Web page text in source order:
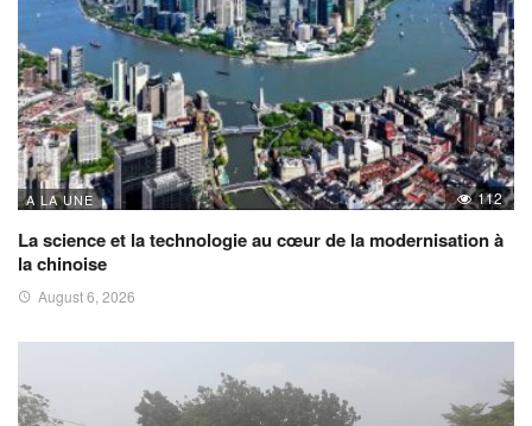
A LA UNE 112
La science et la technologie au cœur de la modernisation à
la chinoise
August 6, 2026